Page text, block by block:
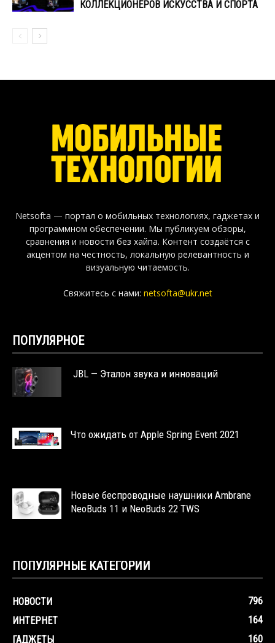
КОЛЛЕКЦИОНЕРОВ ИСКУССТВА И СПОРТА
Netsofta — портал о мобильных технологиях, гаджетах и
программном обеспечении. Мы публикуем обзоры,
сравнения и новости без хайпа. Контент создаётся с
акцентом на честность, локальную релевантность и
визуальную читаемость.
Свяжитесь с нами: netsofta@ukr.net
ПОПУЛЯРНОЕ
JBL — Эталон звука и инноваций
Что ожидать от Apple Spring Event 2021
Новые беспроводные наушники Ambrane
NeoBuds 11 и NeoBuds 22 TWS
ПОПУЛЯРНЫЕ КАТЕГОРИИ
НОВОСТИ
796
ИНТЕРНЕТ
164
ГАДЖЕТЫ
160